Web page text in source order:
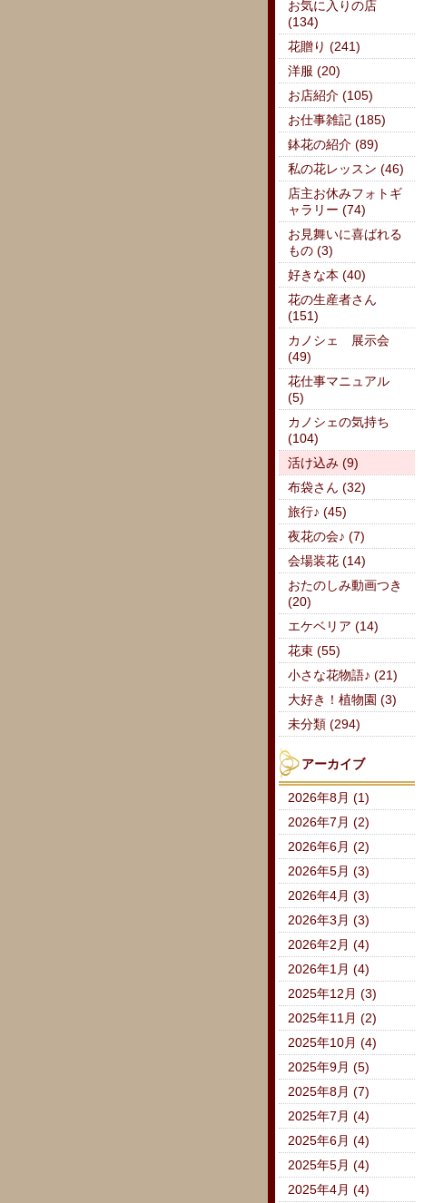
お気に入りの店
(134)
花贈り (241)
洋服 (20)
お店紹介 (105)
お仕事雑記 (185)
鉢花の紹介 (89)
私の花レッスン (46)
店主お休みフォトギ
ャラリー (74)
お見舞いに喜ばれる
もの (3)
好きな本 (40)
花の生産者さん
(151)
カノシェ 展示会
(49)
花仕事マニュアル
(5)
カノシェの気持ち
(104)
活け込み (9)
布袋さん (32)
旅行♪ (45)
夜花の会♪ (7)
会場装花 (14)
おたのしみ動画つき
(20)
エケベリア (14)
花束 (55)
小さな花物語♪ (21)
大好き！植物園 (3)
未分類 (294)
アーカイブ
2026年8月 (1)
2026年7月 (2)
2026年6月 (2)
2026年5月 (3)
2026年4月 (3)
2026年3月 (3)
2026年2月 (4)
2026年1月 (4)
2025年12月 (3)
2025年11月 (2)
2025年10月 (4)
2025年9月 (5)
2025年8月 (7)
2025年7月 (4)
2025年6月 (4)
2025年5月 (4)
2025年4月 (4)